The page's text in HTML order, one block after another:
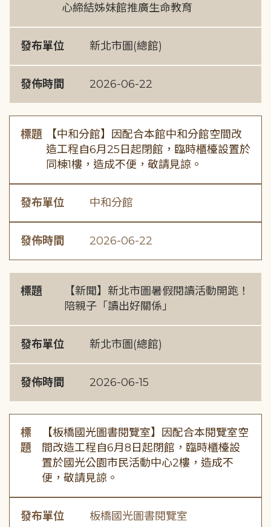
心締結姊妹館推廣生命教育
發布單位 新北市圖(總館)
發佈時間 2026-06-22
標題
【中和分館】因配合本館中和分館空間改
造工程自6月25日起閉館，臨時櫃檯設置於
同棟1樓，造成不便，敬請見諒。
發布單位 中和分館
發佈時間 2026-06-22
標題
【新聞】新北市圖暑假閱讀活動開跑！
陪親子「讀出好關係」
發布單位 新北市圖(總館)
發佈時間 2026-06-15
標
題
【板橋國光圖書閱覽室】因配合本閱覽室空
間改造工程自6月8日起閉館，臨時櫃檯設
置於國光公園市民活動中心2樓，造成不
便，敬請見諒。
發布單位 板橋國光圖書閱覽室